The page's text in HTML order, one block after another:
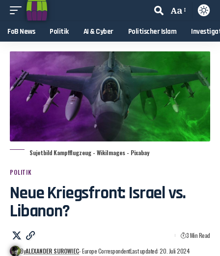
Aa
FoB News Politik AI & Cyber Politischer Islam
Sujetbild Kampfflugzeug - WikiImages - Pixabay
POLITIK
Neue Kriegsfront: Israel vs.
Libanon?
ByALEXANDER SUROWIEC- Europe CorrespondentLast updated: 20. Juli 2024
3 Min Read